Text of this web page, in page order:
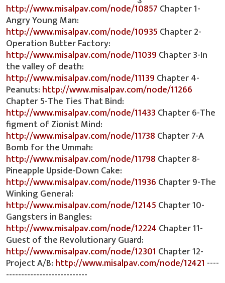
http://www.misalpav.com/node/10857Chapter 1-
Angry Young Man:
http://www.misalpav.com/node/10935Chapter 2-
Operation Butter Factory:
http://www.misalpav.com/node/11039Chapter 3-In
the valley of death:
http://www.misalpav.com/node/11139Chapter 4-
Peanuts:http://www.misalpav.com/node/11266
Chapter 5-The Ties That Bind:
http://www.misalpav.com/node/11433Chapter 6-The
figment of Zionist Mind:
http://www.misalpav.com/node/11738Chapter 7-A
Bomb for the Ummah:
http://www.misalpav.com/node/11798Chapter 8-
Pineapple Upside-Down Cake:
http://www.misalpav.com/node/11936Chapter 9-The
Winking General:
http://www.misalpav.com/node/12145Chapter 10-
Gangsters in Bangles:
http://www.misalpav.com/node/12224Chapter 11-
Guest of the Revolutionary Guard:
http://www.misalpav.com/node/12301 Chapter 12-
Project A/B:http://www.misalpav.com/node/12421 ----
---------------------------